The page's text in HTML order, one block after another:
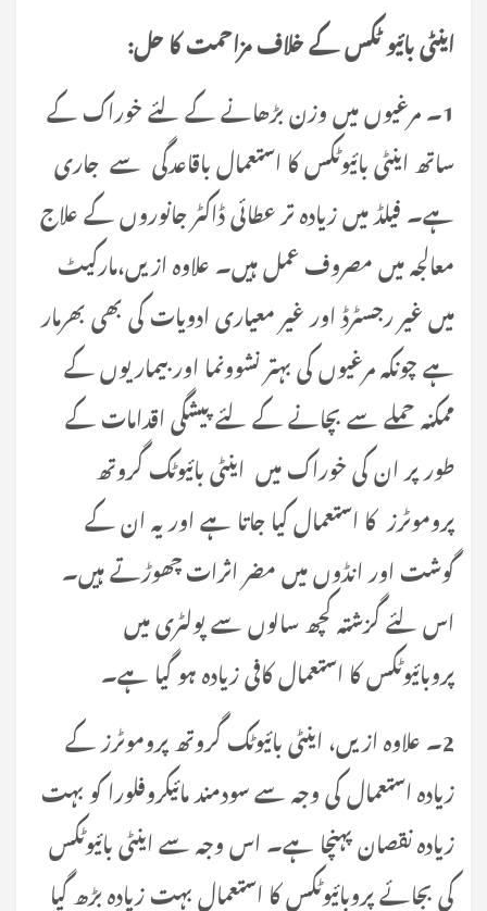
اینٹی بائیو ٹکس کے خلاف مزاحمت کا حل:
1۔ مرغیوں میں وزن بڑھانے کے لئے خوراک کے
ساتھ اینٹی بائیوٹکس کا استعمال باقاعدگی سے جاری
ہے۔ فیلڈ میں زیادہ تر عطائی ڈاکٹر جانوروں کے علاج
معالجہ میں مصروف عمل ہیں۔ علاوہ ازیں،مارکیٹ
میں غیر رجسٹرڈ اور غیر معیاری ادویات کی بھی بھرمار
ہے چونکہ مرغیوں کی بہتر نشوونما اور بیماریوں کے
ممکنہ حملے سے بچانے کے لئے پیشگی اقدامات کے
طور پر ان کی خوراک میں اینٹی بائیوٹک گروتھ
پروموٹرزکا استعمال کیا جاتا ہے اور یہ ان کے
گوشت اور انڈوں میں مضر اثرات چھوڑتے ہیں۔
اس لئے گزشتہ کچھ سالوں سے پولٹری میں
پروبائیوٹکس کا استعمال کافی زیادہ ہو گیا ہے۔
2۔ علاوہ ازیں، اینٹی بائیوٹک گروتھ پروموٹرز کے
زیادہ استعمال کی وجہ سے سودمند مائیکروفلورا کو بہت
زیادہ نقصان پہنچا ہے۔ اس وجہ سے اینٹی بائیوٹکس
کی بجائے پروبائیوٹکس کا استعمال بہت زیادہ بڑھ گیا